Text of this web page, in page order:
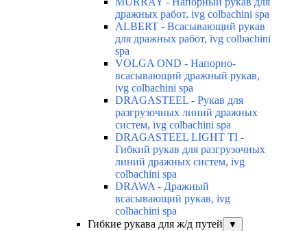
дражных работ, ivg colbachini spa
ALBERT - Всасывающий рукав
для дражных работ, ivg colbachini
spa
VOLGA OND - Напорно-
всасывающий дражный рукав,
ivg colbachini spa
DRAGASTEEL - Рукав для
разгрузочных линий дражных
систем, ivg colbachini spa
DRAGASTEEL LIGHT TI -
Гибкий рукав для разгрузочных
линий дражных систем, ivg
colbachini spa
DRAWA - Дражный
всасывающий рукав, ivg
colbachini spa
Гибкие рукава для ж/д путей
▼